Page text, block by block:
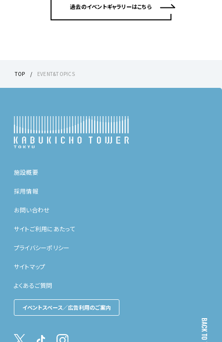
過去のイベントギャラリーはこちら
TOP EVENT&TOPICS
施設概要
採用情報
お問い合わせ
サイトご利用にあたって
プライバシーポリシー
サイトマップ
よくあるご質問
イベントスペース／広告利用のご案内